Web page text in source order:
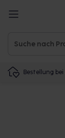
Bestellung bei